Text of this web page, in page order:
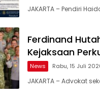
JAKARTA – Pendiri
Ferdinand
Kejaksaan
News Rabu, 15 Juli
JAKARTA – Advokat